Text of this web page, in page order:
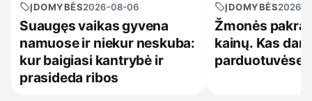
ĮDOMYBĖS2026-08-06
Suaugęs vaikas gyvena
namuose ir niekur neskuba:
kur baigiasi kantrybė ir
prasideda ribos
ĮDOMYBĖS2026-
Žmonės
kainų. Kas
parduotuvėse?